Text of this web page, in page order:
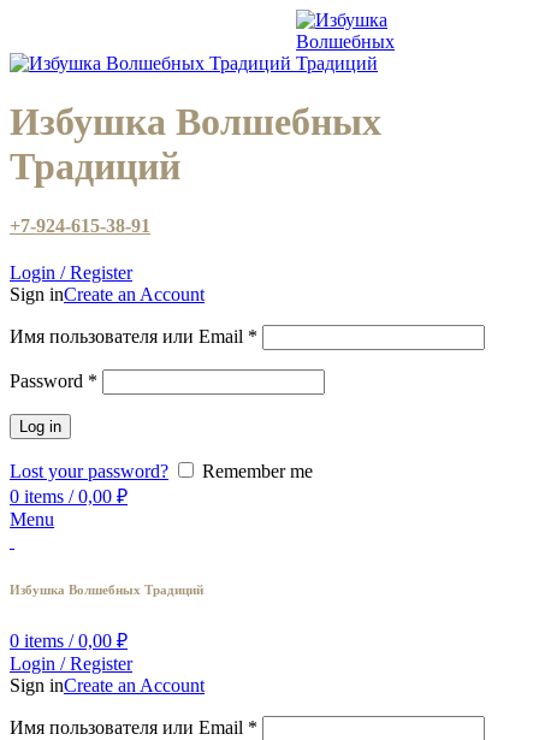
Избушка Волшебных
Традиций
+7-924-615-38-91
Login / Register
Sign inCreate an Account
Имя пользователя или Email *
Password *
Log in
Lost your password?
Remember me
0 items / 0,00 ₽
Menu
Избушка Волшебных Традиций
0 items / 0,00 ₽
Login / Register
Sign inCreate an Account
Имя пользователя или Email *